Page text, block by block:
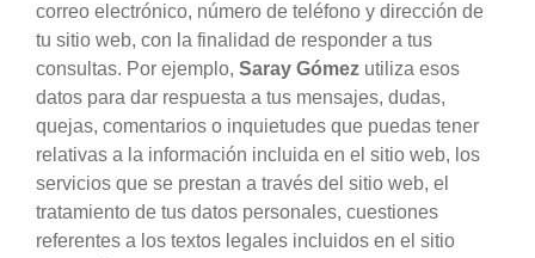
correo electrónico, número de teléfono y dirección de
tu sitio web, con la finalidad de responder a tus
consultas. Por ejemplo, Saray Gómez utiliza esos
datos para dar respuesta a tus mensajes, dudas,
quejas, comentarios o inquietudes que puedas tener
relativas a la información incluida en el sitio web, los
servicios que se prestan a través del sitio web, el
tratamiento de tus datos personales, cuestiones
referentes a los textos legales incluidos en el sitio